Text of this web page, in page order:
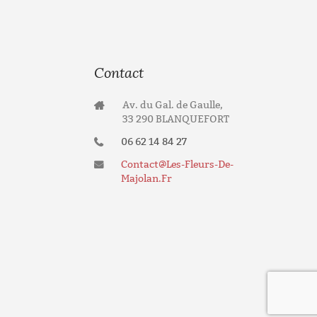
Contact
Av. du Gal. de Gaulle,
33 290 BLANQUEFORT
06 62 14 84 27
Contact@les-Fleurs-De-
Majolan.fr